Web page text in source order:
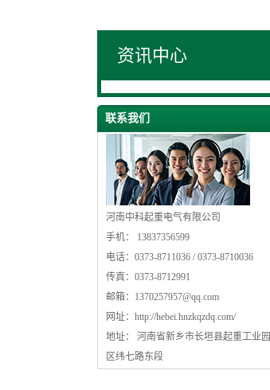
资讯中心
联系我们
河南中科起重电气有限公司
手机： 13837356599
电话：0373-8711036 / 0373-8710036
传真：0373-8712991
邮箱： 1370257957@qq.com
网址： http://hebei.hnzkqzdq.com/
地址： 河南省新乡市长垣县起重工业园
区纬七路东段